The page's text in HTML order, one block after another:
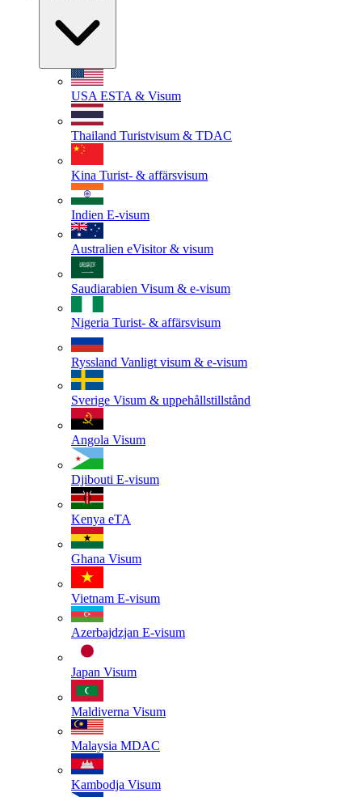
USA ESTA & Visum
Thailand Turistvisum & TDAC
Kina Turist- & affärsvisum
Indien E-visum
Australien eVisitor & visum
Saudiarabien Visum & e-visum
Nigeria Turist- & affärsvisum
Ryssland Vanligt visum & e-visum
Sverige Visum & uppehållstillstånd
Angola Visum
Djibouti E-visum
Kenya eTA
Ghana Visum
Vietnam E-visum
Azerbajdzjan E-visum
Japan Visum
Maldiverna Visum
Malaysia MDAC
Kambodja Visum